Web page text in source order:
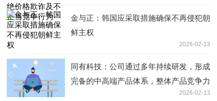
金与正：韩国应采取措施确保不再侵犯朝
鲜主权
2026-02-13
同有科技：公司通过多年持续研发，形成
完备的中高端产品体系，整体产品竞争力
得到显著提升，形成了较强的产品技术壁
2026-02-13